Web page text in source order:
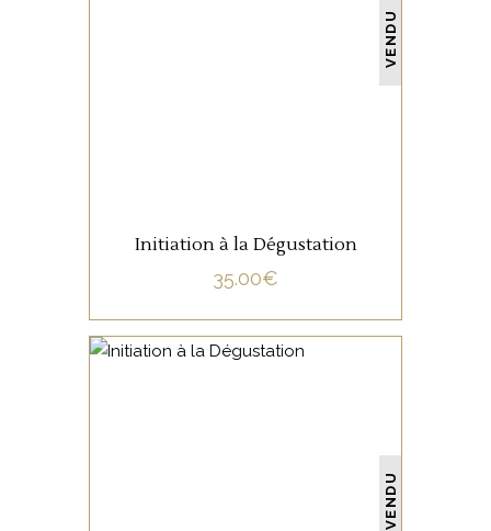
VENDU
Initiation à la Dégustation
35.00€
VENDU